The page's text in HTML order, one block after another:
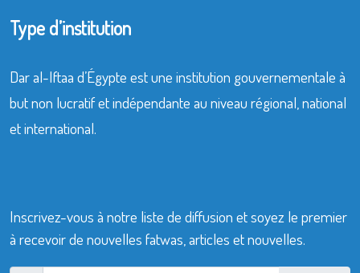
Type d’institution
Dar al-Iftaa d’Égypte est une institution gouvernementale à
but non lucratif et indépendante au niveau régional, national
et international.
Inscrivez-vous à notre liste de diffusion et soyez le premier
à recevoir de nouvelles fatwas, articles et nouvelles.